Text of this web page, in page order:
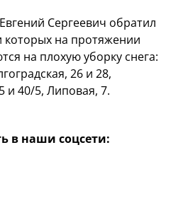
Сергеевич обратил
которых на протяжении
на плохую уборку снега:
26 и 28,
и 40/5, Липовая, 7.
в наши соцсети: